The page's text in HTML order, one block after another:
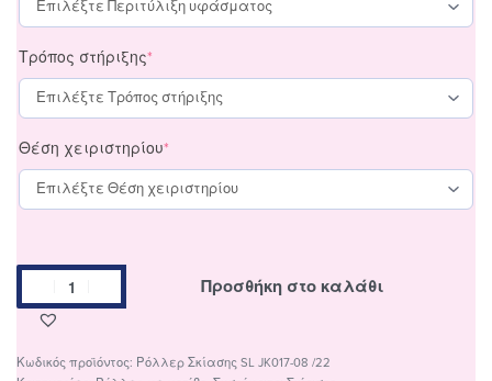
Τρόπος στήριξης*
Θέση χειριστηρίου*
Προσθήκη στο καλάθι
Ρόλλερ Σκίασης SL JK017-08 /22